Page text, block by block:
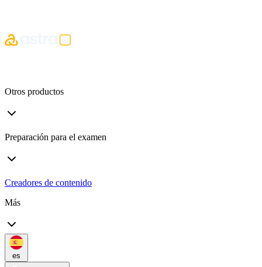
Otros productos
Preparación para el examen
Creadores de contenido
Más
es